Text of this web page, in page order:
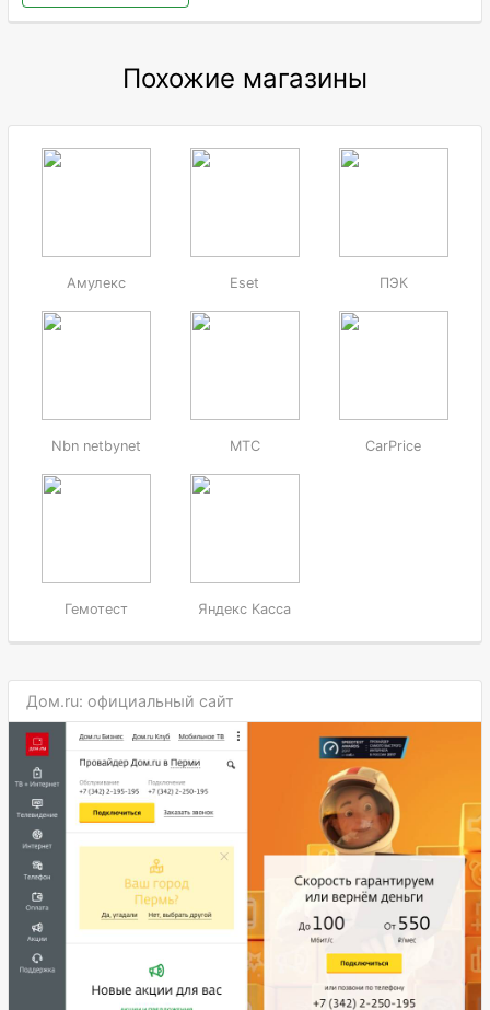
Похожие магазины
Амулекс Eset ПЭК
Nbn netbynet МТС CarPrice
Гемотест Яндекс Касса
Дом.ru: официальный сайт